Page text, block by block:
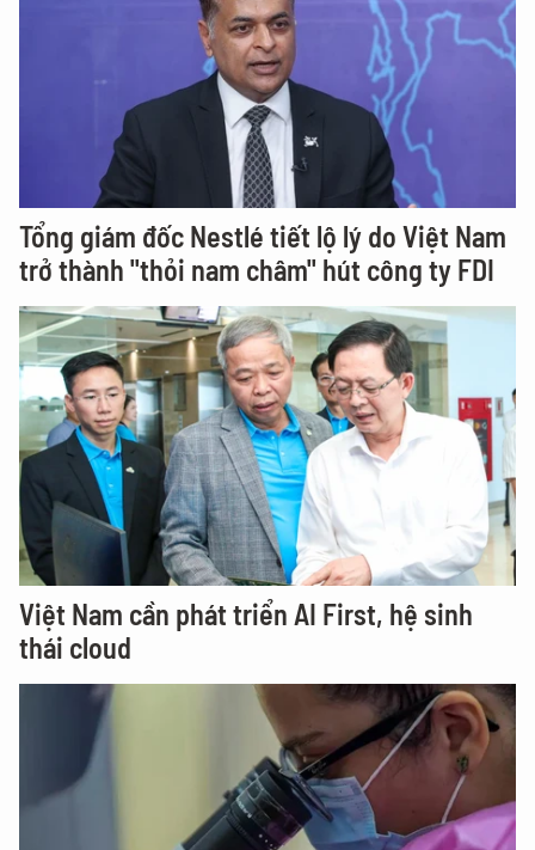
Tổng giám đốc Nestlé tiết lộ lý do Việt Nam
trở thành "thỏi nam châm" hút công ty FDI
Việt Nam cần phát triển AI First, hệ sinh
thái cloud